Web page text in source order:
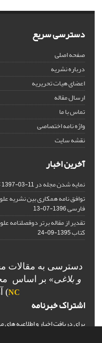
دسترسی سریع
صفحه اصلی
درباره نشریه
اعضای هیات تحریریه
ارسال مقاله
تماس با ما
واژه نامه اختصاصی
نقشه سایت
آخرین اخبار
نمایه شدن مجله در ISC1397-03-11
توافق نامه همکاری بین نشریه
فارسی1396-07-13
تقدیر از مقاله برتر دوفصلنامه
کتاب1395-09-24
دسترسی به مقالات
و بلاغی» بر اساس
NC
)
اشتراک خبرنامه
برای دریافت اخبار و اطلاعیه